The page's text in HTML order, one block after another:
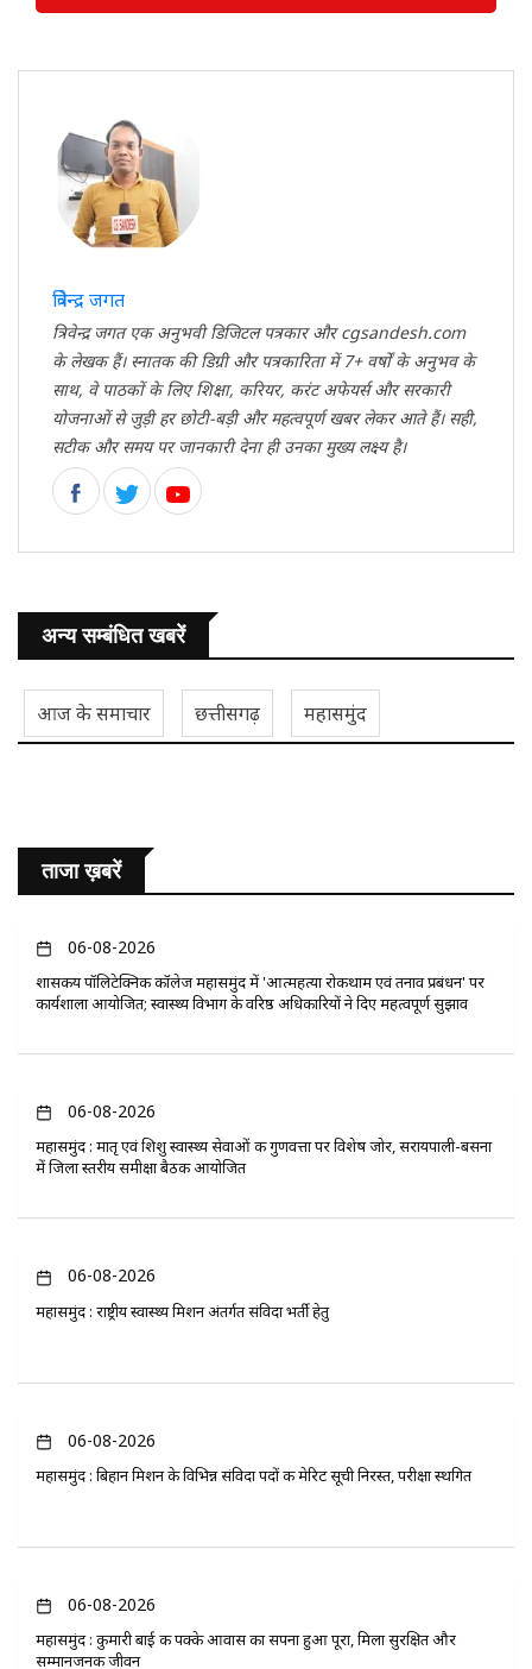
त्रिवेन्द्र जगत
त्रिवेन्द्र जगत एक अनुभवी डिजिटल पत्रकार और cgsandesh.com
के लेखक हैं। स्नातक की डिग्री और पत्रकारिता में 7+ वर्षों के अनुभव के
साथ, वे पाठकों के लिए शिक्षा, करियर, करंट अफेयर्स और सरकारी
योजनाओं से जुड़ी हर छोटी-बड़ी और महत्वपूर्ण खबर लेकर आते हैं। सही,
सटीक और समय पर जानकारी देना ही उनका मुख्य लक्ष्य है।
अन्य सम्बंधित खबरें
आज के समाचार छत्तीसगढ़ महासमुंद
ताजा ख़बरें
06-08-2026
​शासकीय पॉलिटेक्निक कॉलेज महासमुंद में 'आत्महत्या रोकथाम एवं तनाव प्रबंधन' पर
कार्यशाला आयोजित; स्वास्थ्य विभाग के वरिष्ठ अधिकारियों ने दिए महत्वपूर्ण सुझाव
06-08-2026
महासमुंद : मातृ एवं शिशु स्वास्थ्य सेवाओं की गुणवत्ता पर विशेष जोर, सरायपाली-बसना
में जिला स्तरीय समीक्षा बैठक आयोजित
06-08-2026
महासमुंद : राष्ट्रीय स्वास्थ्य मिशन अंतर्गत संविदा भर्ती हेतु
06-08-2026
महासमुंद : बिहान मिशन के विभिन्न संविदा पदों की मेरिट सूची निरस्त, परीक्षा स्थगित
06-08-2026
महासमुंद : कुमारी बाई की पक्के आवास का सपना हुआ पूरा, मिला सुरक्षित और
सम्मानजनक जीवन